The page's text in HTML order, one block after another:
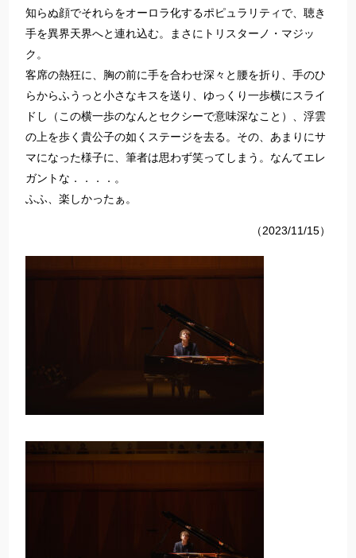
知らぬ顔でそれらをオーロラ化するポピュラリティで、聴き
手を異界天界へと連れ込む。まさにトリスターノ・マジッ
ク。
客席の熱狂に、胸の前に手を合わせ深々と腰を折り、手のひ
らからふうっと小さなキスを送り、ゆっくり一歩横にスライ
ドし（この横一歩のなんとセクシーで意味深なこと）、浮雲
の上を歩く貴公子の如くステージを去る。その、あまりにサ
マになった様子に、筆者は思わず笑ってしまう。なんてエレ
ガントな．．．．。
ふふ、楽しかったぁ。
（2023/11/15）